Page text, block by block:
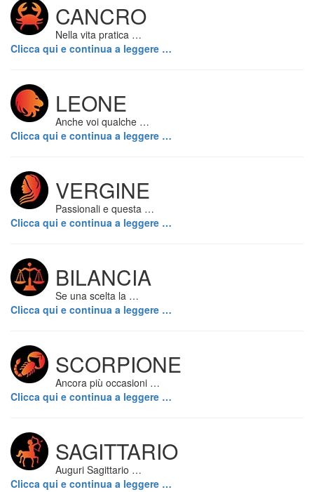
CANCRO
Nella vita pratica …
Clicca qui e continua a leggere …
LEONE
Anche voi qualche …
Clicca qui e continua a leggere …
VERGINE
Passionali e questa …
Clicca qui e continua a leggere …
BILANCIA
Se una scelta la …
Clicca qui e continua a leggere …
SCORPIONE
Ancora più occasioni …
Clicca qui e continua a leggere …
SAGITTARIO
Auguri Sagittario …
Clicca qui e continua a leggere …